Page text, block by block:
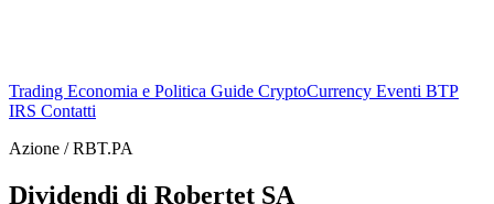
Trading Economia e Politica Guide CryptoCurrency Eventi BTP
IRS Contatti
Azione / RBT.PA
Dividendi di Robertet SA